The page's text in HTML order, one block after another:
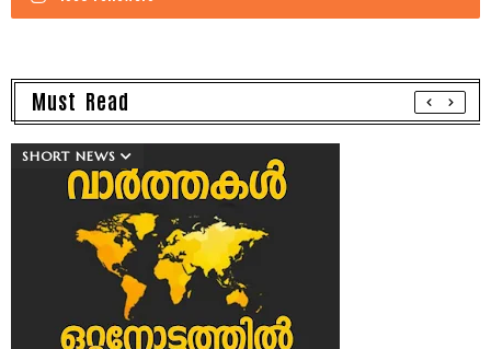
Must Read
SHORT NEWS